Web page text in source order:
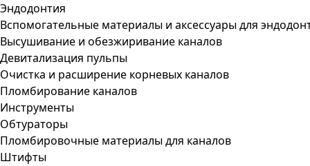
Эндодонтия
Вспомогательные материалы и аксессуары для
Высушивание и обезжиривание каналов
Девитализация пульпы
Очистка и расширение корневых каналов
Пломбирование каналов
Инструменты
Обтураторы
Пломбировочные материалы для каналов
Штифты